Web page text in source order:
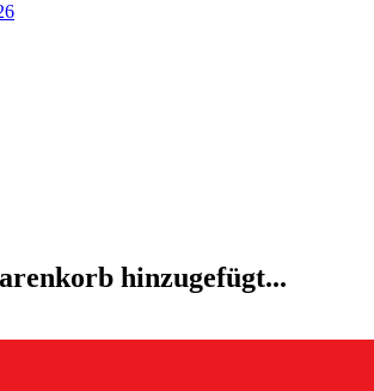
hinzugefügt...